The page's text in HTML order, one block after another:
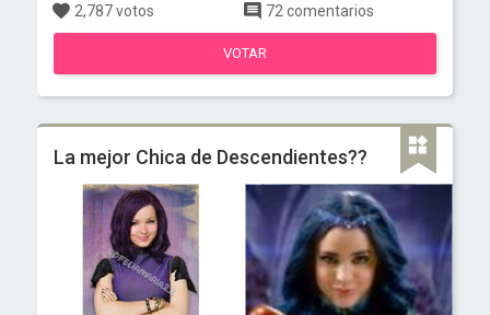
2,787 votos 72 comentarios
VOTAR
La mejor Chica de Descendientes??